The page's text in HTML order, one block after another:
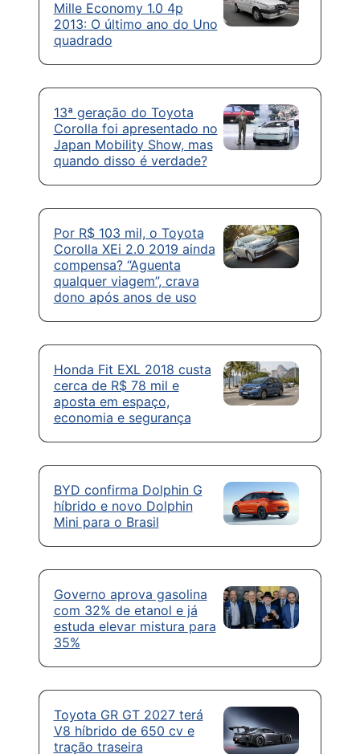
Mille Economy 1.0 4p
2013: O último ano do Uno
quadrado
13ª geração do Toyota
Corolla foi apresentado no
Japan Mobility Show, mas
quando disso é verdade?
Por R$ 103 mil, o Toyota
Corolla XEi 2.0 2019 ainda
compensa? “Aguenta
qualquer viagem”, crava
dono após anos de uso
Honda Fit EXL 2018 custa
cerca de R$ 78 mil e
aposta em espaço,
economia e segurança
BYD confirma Dolphin G
híbrido e novo Dolphin
Mini para o Brasil
Governo aprova gasolina
com 32% de etanol e já
estuda elevar mistura para
35%
Toyota GR GT 2027 terá
V8 híbrido de 650 cv e
tração traseira